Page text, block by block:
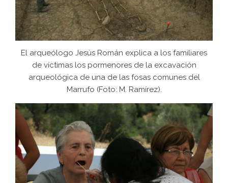
El arqueólogo Jesús Román explica a los familiares
de víctimas los pormenores de la excavación
arqueológica de una de las fosas comunes del
Marrufo (Foto: M. Ramírez).